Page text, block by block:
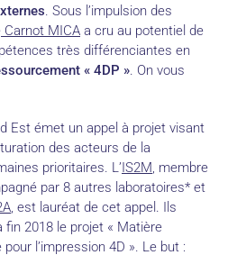
. Sous l’impulsion des
Carnot MICA a cru au potentiel de
très différenciantes en
« 4DP ». On vous
Est émet un appel à projet visant
des acteurs de la
prioritaires. L’IS2M, membre
par 8 autres laboratoires* et
, est lauréat de cet appel. Ils
2018 le projet « Matière
l’impression 4D ». Le but :